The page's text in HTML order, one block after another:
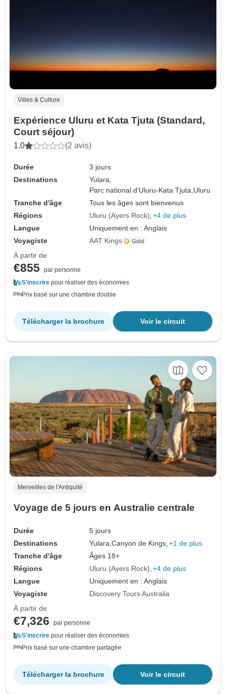
Villes & Culture
Expérience Uluru et Kata Tjuta (Standard,
Court séjour)
1.0 (2 avis)
Durée
3 jours
Destinations
Yulara,
Parc national d'Uluru-Kata Tjuta, Uluru
Tranche d'âge
Tous les âges sont bienvenus
Régions
Uluru (Ayers Rock) +4 de plus
Langue
Uniquement en : Anglais
Voyagiste
AAT Kings
À partir de
€855 par personne
S'inscrire pour réaliser des économies
Prix basé sur une chambre double
Voir le circuit
Télécharger la brochure
Merveilles de l'Antiquité
Voyage de 5 jours en Australie centrale
Durée
5 jours
Destinations
Yulara,Canyon de Kings, +1 de plus
Tranche d'âge
Âges 18+
Régions
Uluru (Ayers Rock) +4 de plus
Langue
Uniquement en : Anglais
Voyagiste
Discovery Tours Australia
À partir de
€7,326
par personne
S'inscrire pour réaliser des économies
Prix basé sur une chambre partagée
Voir le circuit
Télécharger la brochure